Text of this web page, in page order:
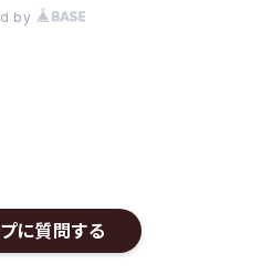
by
に質問する